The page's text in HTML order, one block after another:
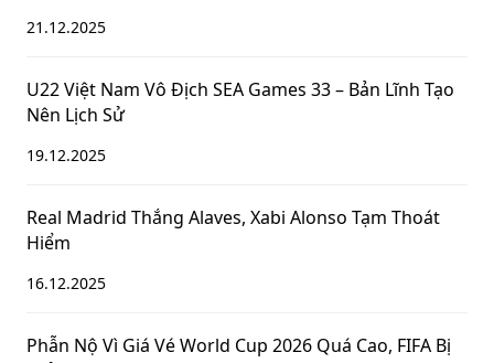
21.12.2025
U22 Việt Nam Vô Địch SEA Games 33 – Bản Lĩnh Tạo
Nên Lịch Sử
19.12.2025
Real Madrid Thắng Alaves, Xabi Alonso Tạm Thoát
Hiểm
16.12.2025
Phẫn Nộ Vì Giá Vé World Cup 2026 Quá Cao, FIFA Bị